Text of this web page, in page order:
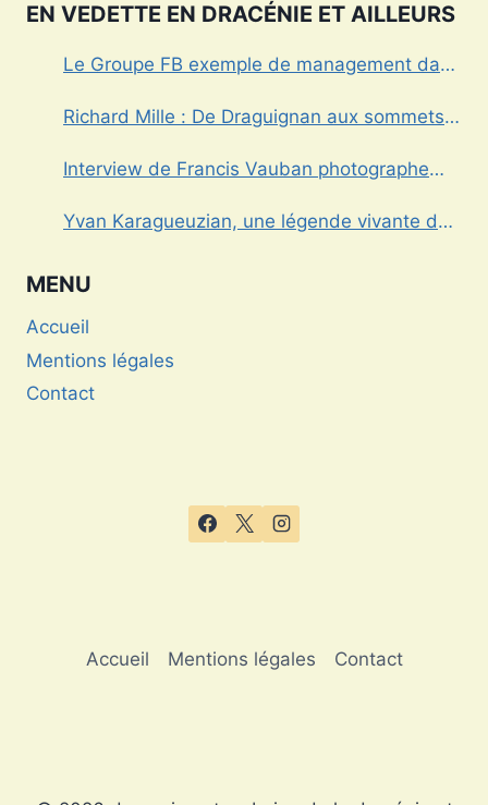
EN VEDETTE EN DRACÉNIE ET AILLEURS
Le Groupe FB exemple de management dans
Richard Mille : De Draguignan aux sommets
Interview de Francis Vauban photographe
Yvan Karagueuzian, une légende vivante de
MENU
Accueil
Mentions légales
Contact
Accueil Mentions légales Contact